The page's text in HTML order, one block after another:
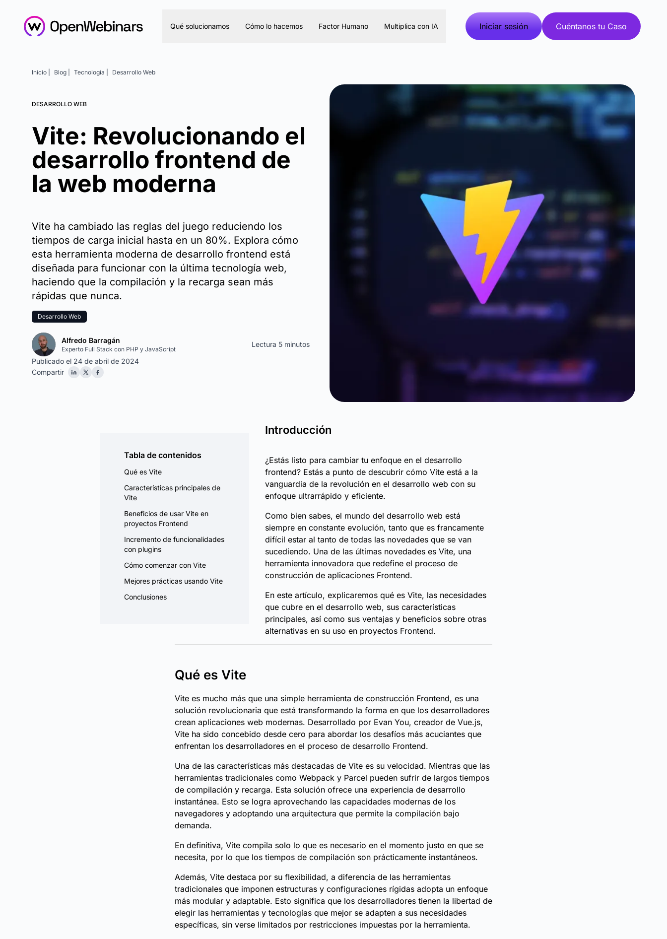
Qué solucionamos Cómo lo hacemos Factor Humano Multiplica con IA Iniciar sesión Cuéntanos tu Caso
Inicio | Blog | Tecnología | Desarrollo Web
DESARROLLO WEB
Vite: Revolucionando el
desarrollo frontend de
la web moderna
Vite ha cambiado las reglas del juego reduciendo los
tiempos de carga inicial hasta en un 80%. Explora cómo
esta herramienta moderna de desarrollo frontend está
diseñada para funcionar con la última tecnología web,
haciendo que la compilación y la recarga sean más
rápidas que nunca.
Desarrollo Web
Alfredo Barragán
Experto Full Stack con PHP y JavaScript
Lectura 5 minutos
Publicado el 24 de abril de 2024
Compartir
Tabla de contenidos
Qué es Vite
Características principales de
Vite
Beneficios de usar Vite en
proyectos Frontend
Incremento de funcionalidades
con plugins
Cómo comenzar con Vite
Mejores prácticas usando Vite
Conclusiones
Introducción
¿Estás listo para cambiar tu enfoque en el desarrollo
frontend? Estás a punto de descubrir cómo Vite está a la
vanguardia de la revolución en el desarrollo web con su
enfoque ultrarrápido y eficiente.
Como bien sabes, el mundo del desarrollo web está
siempre en constante evolución, tanto que es francamente
difícil estar al tanto de todas las novedades que se van
sucediendo. Una de las últimas novedades es Vite, una
herramienta innovadora que redefine el proceso de
construcción de aplicaciones Frontend.
En este artículo, explicaremos qué es Vite, las necesidades
que cubre en el desarrollo web, sus características
principales, así como sus ventajas y beneficios sobre otras
alternativas en su uso en proyectos Frontend.
Qué es Vite
Vite es mucho más que una simple herramienta de construcción Frontend, es una
solución revolucionaria que está transformando la forma en que los desarrolladores
crean aplicaciones web modernas. Desarrollado por Evan You, creador de Vue.js,
Vite ha sido concebido desde cero para abordar los desafíos más acuciantes que
enfrentan los desarrolladores en el proceso de desarrollo Frontend.
Una de las características más destacadas de Vite es su velocidad. Mientras que las
herramientas tradicionales como Webpack y Parcel pueden sufrir de largos tiempos
de compilación y recarga. Esta solución ofrece una experiencia de desarrollo
instantánea. Esto se logra aprovechando las capacidades modernas de los
navegadores y adoptando una arquitectura que permite la compilación bajo
demanda.
En definitiva, Vite compila solo lo que es necesario en el momento justo en que se
necesita, por lo que los tiempos de compilación son prácticamente instantáneos.
Además, Vite destaca por su flexibilidad, a diferencia de las herramientas
tradicionales que imponen estructuras y configuraciones rígidas adopta un enfoque
más modular y adaptable. Esto significa que los desarrolladores tienen la libertad de
elegir las herramientas y tecnologías que mejor se adapten a sus necesidades
específicas, sin verse limitados por restricciones impuestas por la herramienta.